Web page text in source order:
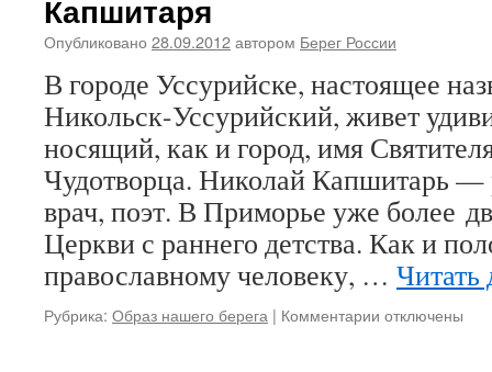
Капшитаря
Опубликовано 28.09.2012автором Берег России
В городе Уссурийске, настоящее
Никольск-Уссурийский, живет
носящий, как и город, имя
Чудотворца. Николай Капшитарь
врач, поэт. В Приморье уже более
Церкви с раннего детства. Как и
православному человеку, … Читать
Рубрика: Образ нашего берега | Комментарии котключены